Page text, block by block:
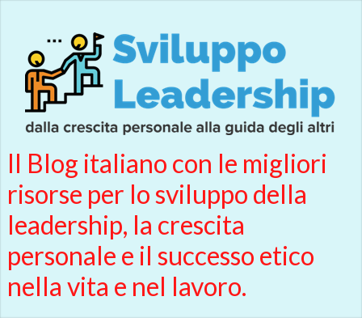
Il Blog italiano con le migliori
risorse per lo sviluppo della
leadership, la crescita
personale e il successo etico
nella vita e nel lavoro.